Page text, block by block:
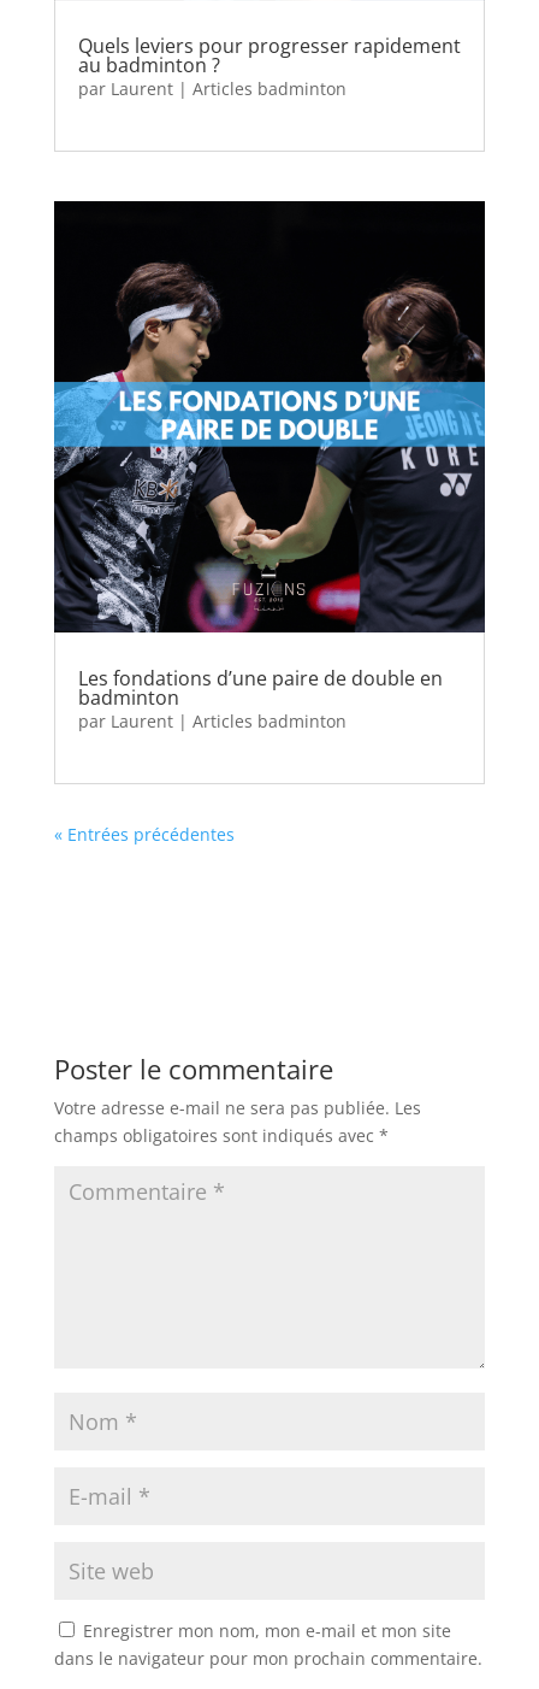
Quels leviers pour progresser rapidement
au badminton ?
par Laurent| Articles badminton
Les fondations d’une paire de double en
badminton
par Laurent| Articles badminton
« Entrées précédentes
Poster le commentaire
Votre adresse e-mail ne sera pas publiée. Les
champs obligatoires sont indiqués avec *
Enregistrer mon nom, mon e-mail et mon site
dans le navigateur pour mon prochain commentaire.